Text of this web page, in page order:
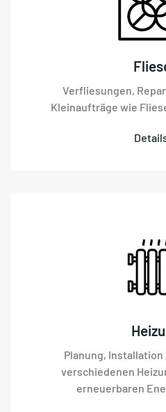
Verfliesungen,
Kleinaufträge wie
Planung,
verschiedenen
erneuerbaren